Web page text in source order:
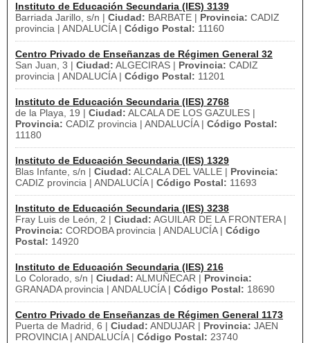
Instituto de Educación Secundaria (IES) 3139
Barriada Jarillo, s/n | Ciudad: BARBATE | Provincia: CADIZ
provincia | ANDALUCÍA | Código Postal: 11160
Centro Privado de Enseñanzas de Régimen General 32
San Juan, 3 | Ciudad: ALGECIRAS | Provincia: CADIZ
provincia | ANDALUCÍA | Código Postal: 11201
Instituto de Educación Secundaria (IES) 2768
de la Playa, 19 | Ciudad: ALCALA DE LOS GAZULES |
Provincia: CADIZ provincia | ANDALUCÍA | Código Postal:
11180
Instituto de Educación Secundaria (IES) 1329
Blas Infante, s/n | Ciudad: ALCALA DEL VALLE | Provincia:
CADIZ provincia | ANDALUCÍA | Código Postal: 11693
Instituto de Educación Secundaria (IES) 3238
Fray Luis de León, 2 | Ciudad: AGUILAR DE LA FRONTERA |
Provincia: CORDOBA provincia | ANDALUCÍA | Código
Postal: 14920
Instituto de Educación Secundaria (IES) 216
Lo Colorado, s/n | Ciudad: ALMUÑECAR | Provincia:
GRANADA provincia | ANDALUCÍA | Código Postal: 18690
Centro Privado de Enseñanzas de Régimen General 1173
Puerta de Madrid, 6 | Ciudad: ANDUJAR | Provincia: JAEN
PROVINCIA | ANDALUCÍA | Código Postal: 23740